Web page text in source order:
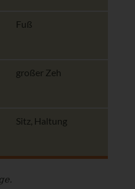
Fuß
großer Zeh
Sitz, Haltung